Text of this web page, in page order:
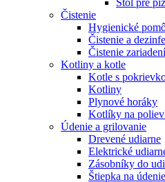
Čistenie
Hygienické
Čistenie a
Čistenie
Kotliny a kotle
Kotle s
Kotliny
Plynové horáky
Kotlíky na
Údenie a grilovanie
Drevené udiarne
Elektrické
Zásobníky do
Štiepka na údenie